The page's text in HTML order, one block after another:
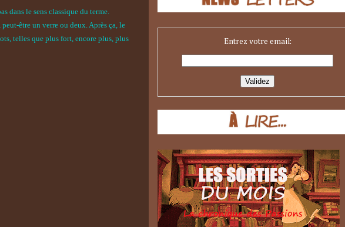
dans le sens classique du terme.
être un verre ou deux. Après ça, le
telles que plus fort, encore plus, plus
Entrez votre email: